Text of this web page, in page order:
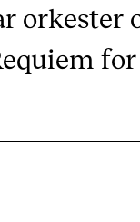
orkester
for